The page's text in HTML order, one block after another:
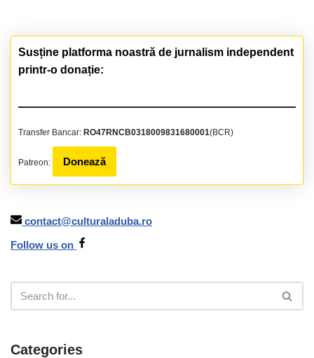
Susține platforma noastră de jurnalism independent
printr-o donație:
Transfer Bancar: RO47RNCB0318009831680001(BCR)
Patreon: Donează
contact@culturaladuba.ro
Follow us on
Categories